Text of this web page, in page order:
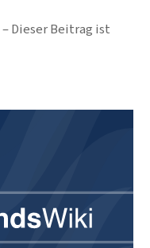
Dieser Beitrag ist